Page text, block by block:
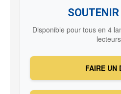
Disponible pour tous en 4
FAIRE UN